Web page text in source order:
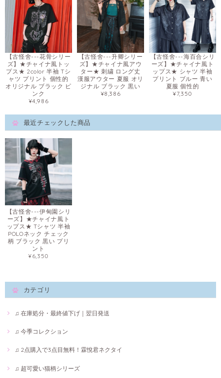
【古怪舍---花骨シリー
ズ】★チャイナ風トッ
プス★ 2color 半袖 Tシ
ャツ プリント 個性的
オリジナル ブラック ピ
ンク
¥4,986
【古怪舍---升卿シリー
ズ】★チャイナ風アウ
ター★ 刺繍 ロング丈
漢服アウター 夏服 オリ
ジナル ブラック 黒い
¥8,386
【古怪舍---海百合シリ
ーズ】★チャイナ風ト
ップス★ シャツ 半袖
プリント ブルー 青い
夏服 個性的
¥7,350
最近チェックした商品
【古怪舍---伊甸園シリ
ーズ】★チャイナ風ト
ップス★ Tシャツ 半袖
POLOネック チェック
柄 ブラック 黒い プリ
ント
¥6,350
カテゴリ
♫ 在庫処分・最終値下げ｜翌日発送
♫ 今季コレクション
♫ 2点購入で3点目無料！霖悅君ネクタイ
♫ 超可愛い猫柄シリーズ